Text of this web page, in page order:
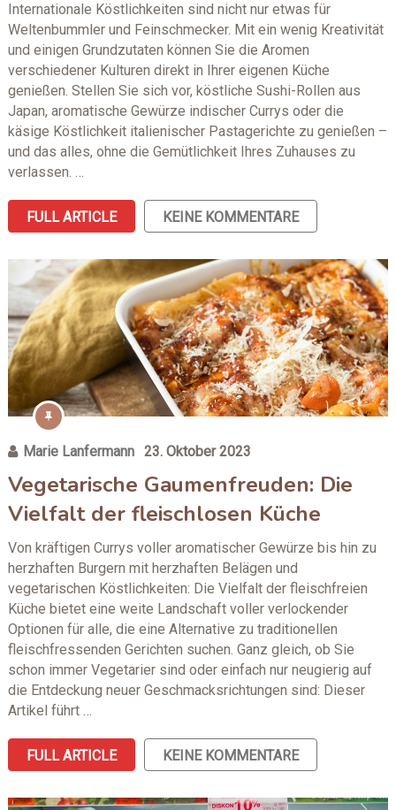
Internationale Köstlichkeiten sind nicht nur etwas für
Weltenbummler und Feinschmecker. Mit ein wenig Kreativität
und einigen Grundzutaten können Sie die Aromen
verschiedener Kulturen direkt in Ihrer eigenen Küche
genießen. Stellen Sie sich vor, köstliche Sushi-Rollen aus
Japan, aromatische Gewürze indischer Currys oder die
käsige Köstlichkeit italienischer Pastagerichte zu genießen –
und das alles, ohne die Gemütlichkeit Ihres Zuhauses zu
verlassen. …
FULL ARTICLE KEINE KOMMENTARE
Marie Lanfermann 23. Oktober 2023
Vegetarische Gaumenfreuden: Die
Vielfalt der fleischlosen Küche
Von kräftigen Currys voller aromatischer Gewürze bis hin zu
herzhaften Burgern mit herzhaften Belägen und
vegetarischen Köstlichkeiten: Die Vielfalt der fleischfreien
Küche bietet eine weite Landschaft voller verlockender
Optionen für alle, die eine Alternative zu traditionellen
fleischfressenden Gerichten suchen. Ganz gleich, ob Sie
schon immer Vegetarier sind oder einfach nur neugierig auf
die Entdeckung neuer Geschmacksrichtungen sind: Dieser
Artikel führt …
FULL ARTICLE KEINE KOMMENTARE